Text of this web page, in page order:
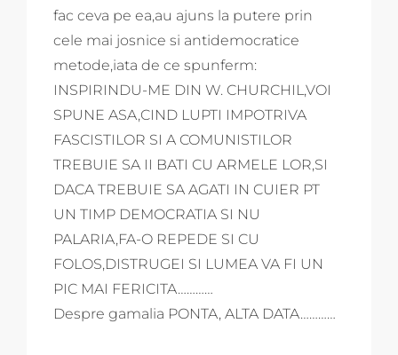
fac ceva pe ea,au ajuns la putere prin
cele mai josnice si antidemocratice
metode,iata de ce spunferm:
INSPIRINDU-ME DIN W. CHURCHIL,VOI
SPUNE ASA,CIND LUPTI IMPOTRIVA
FASCISTILOR SI A COMUNISTILOR
TREBUIE SA II BATI CU ARMELE LOR,SI
DACA TREBUIE SA AGATI IN CUIER PT
UN TIMP DEMOCRATIA SI NU
PALARIA,FA-O REPEDE SI CU
FOLOS,DISTRUGEI SI LUMEA VA FI UN
PIC MAI FERICITA…………
Despre gamalia PONTA, ALTA DATA…………